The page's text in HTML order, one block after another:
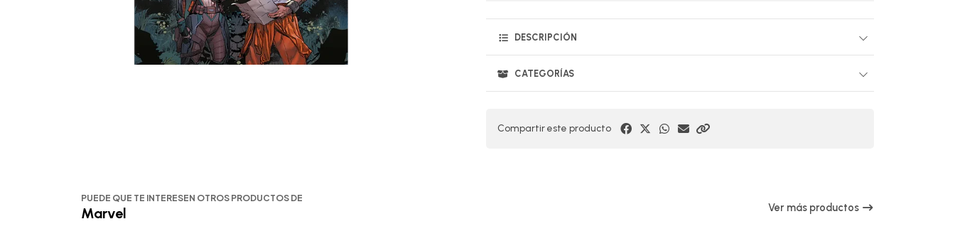
DESCRIPCIÓN
CATEGORÍAS
Compartir este producto
PUEDE QUE TE INTERESEN OTROS PRODUCTOS DE
Marvel Ver más productos